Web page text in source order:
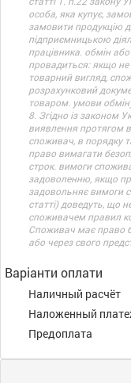
особа, яка купує,
замовити продукцію
підприємницькою
працівника. обмін
провадиться: якщо
товарний вигляд,
розрахунковий
товаром. умови
8. Згідно із законом
виявлення протягом
споживач, в порядку
право вимагати
строк. вимоги
задоволенню, якщо
задовольняє вимоги
статті) доведуть, що
споживачем правил
Споживач має право
або через свого
Варіанти оплати
Наличный расчёт
Наложенный
Предоплата